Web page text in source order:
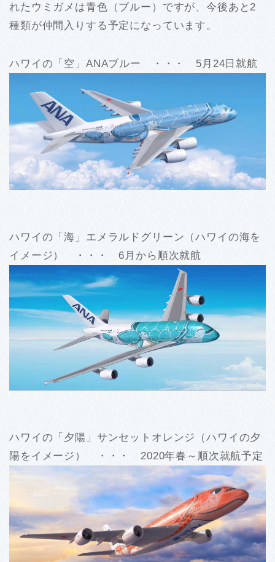
れたウミガメは青色（ブルー）ですが、今後あと2
種類が仲間入りする予定になっています。
ハワイの「空」ANAブルー ・・・ 5月24日就航
ハワイの「海」エメラルドグリーン（ハワイの海を
イメージ） ・・・ 6月から順次就航
ハワイの「夕陽」サンセットオレンジ（ハワイの夕
陽をイメージ） ・・・ 2020年春～順次就航予定